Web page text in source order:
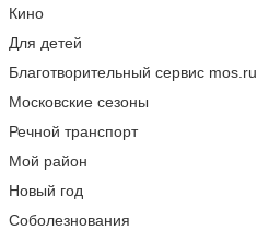
Кино
Для детей
Благотворительный сервис mos.ru
Московские сезоны
Речной транспорт
Мой район
Новый год
Соболезнования